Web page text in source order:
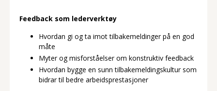
Feedback som lederverktøy
Hvordan gi og ta imot tilbakemeldinger på en god
måte
Myter og misforståelser om konstruktiv feedback
Hvordan bygge en sunn tilbakemeldingskultur som
bidrar til bedre arbeidsprestasjoner